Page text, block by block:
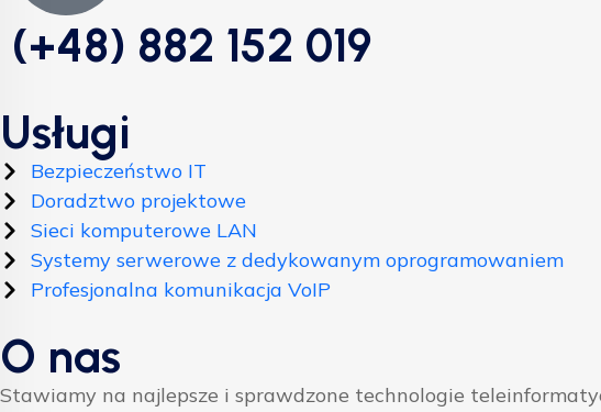
(+48) 882 152 019
Usługi
Bezpieczeństwo IT
Doradztwo projektowe
Sieci komputerowe LAN
Systemy serwerowe z dedykowanym oprogramowaniem
Profesjonalna komunikacja VoIP
O nas
Stawiamy na najlepsze i sprawdzone technologie